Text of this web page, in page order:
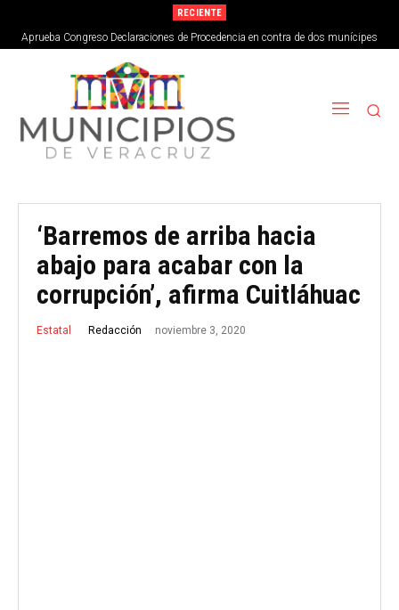
RECIENTE
Aprueba Congreso Declaraciones de Procedencia en contra de dos munícipes
‘Barremos de arriba hacia
abajo para acabar con la
corrupción’, afirma Cuitláhuac
Estatal Redacción noviembre 3, 2020